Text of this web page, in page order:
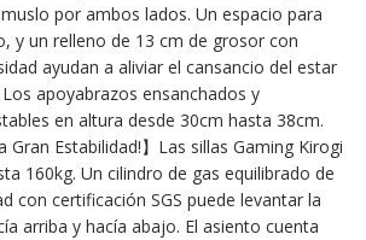
por ambos lados. Un espacio para
y un relleno de 13 cm de grosor con
ayudan a aliviar el cansancio del estar
apoyabrazos ensanchados y
en altura desde 30cm hasta 38cm.
Gran Estabilidad!】Las sillas Gaming Kirogi
160kg. Un cilindro de gas equilibrado de
con certificación SGS puede levantar la
arriba y hacía abajo. El asiento cuenta